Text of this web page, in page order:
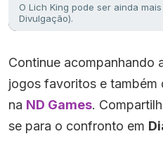
O Lich King pode ser ainda
Divulgação).
Continue acompanhando
jogos favoritos e também
na ND Games.
se para o confronto em